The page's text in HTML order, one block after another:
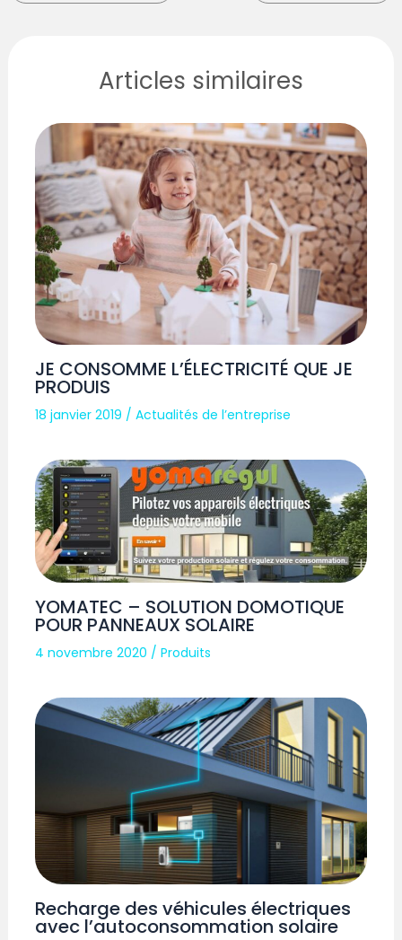
Articles similaires
JE CONSOMME L’ÉLECTRICITÉ QUE JE
PRODUIS
18 janvier 2019 /Actualités de l’entreprise
YOMATEC – SOLUTION DOMOTIQUE
POUR PANNEAUX SOLAIRE
4 novembre 2020 /Produits
Recharge des véhicules électriques
avec l’autoconsommation solaire